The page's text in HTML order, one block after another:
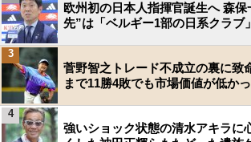
欧州初の日本人指揮官誕生へ 森
先”は「ベルギー1部の日系クラブ
菅野智之トレード不成立の裏に致
まで11勝4敗でも市場価値が低か
3
強いショック状態の清水アキラ
4